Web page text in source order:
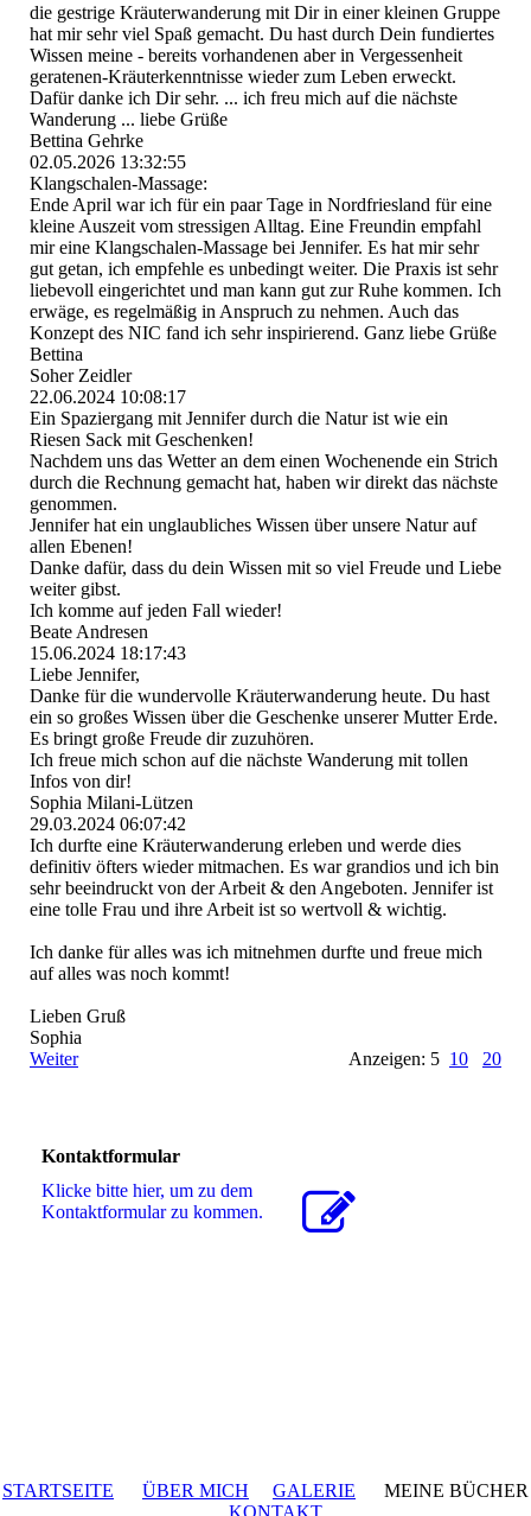
die gestrige Kräuterwanderung mit Dir in einer kleinen Gruppe
hat mir sehr viel Spaß gemacht. Du hast durch Dein fundiertes
Wissen meine - bereits vorhandenen aber in Vergessenheit
geratenen-­Krä­uterkenntnisse wieder zum Leben erweckt.
Dafür danke ich Dir sehr. ... ich freu mich auf die nächste
Wanderung ... liebe Grüße
Bettina Gehrke
02.05.2026 13:32:55
Klangschalen-Massage:
Ende April war ich für ein paar Tage in Nordfriesland für eine
kleine Auszeit vom stressigen Alltag. Eine Freundin empfahl
mir eine Klangschalen-Massage bei Jennifer. Es hat mir sehr
gut getan, ich empfehle es unbedingt weiter. Die Praxis ist sehr
liebevoll eingerichtet und man kann gut zur Ruhe kommen. Ich
erwäge, es regelmäßig in Anspruch zu nehmen. Auch das
Konzept des NIC fand ich sehr inspirierend. Ganz liebe Grüße
Bettina
Soher Zeidler
22.06.2024 10:08:17
Ein Spaziergang mit Jennifer durch die Natur ist wie ein
Riesen Sack mit Geschenken!
Nachdem uns das Wetter an dem einen Wochenende ein Strich
durch die Rechnung gemacht hat, haben wir direkt das nächste
genommen.
Jennifer hat ein unglaubliches Wissen über unsere Natur auf
allen Ebenen!
Danke dafür, dass du dein Wissen mit so viel Freude und Liebe
weiter gibst.
Ich komme auf jeden Fall wieder!
Beate Andresen
15.06.2024 18:17:43
Liebe Jennifer,
Danke für die wundervolle Kräuterwanderung heute. Du hast
ein so großes Wissen über die Geschenke unserer Mutter Erde.
Es bringt große Freude dir zuzuhören.
Ich freue mich schon auf die nächste Wanderung mit tollen
Infos von dir!
Sophia Milani-Lützen
29.03.2024 06:07:42
Ich durfte eine Kräuterwanderung erleben und werde dies
definitiv öfters wieder mitmachen. Es war grandios und ich bin
sehr beeindruckt von der Arbeit & den Angeboten. Jennifer ist
eine tolle Frau und ihre Arbeit ist so wertvoll & wichtig.
Ich danke für alles was ich mitnehmen durfte und freue mich
auf alles was noch kommt!
Lieben Gruß
Sophia
Weiter
Anzeigen: 5 10 20
Kontaktformular
Klicke bitte hier, um zu dem
Kon­takt­for­mu­lar zu kommen.
STARTSEITE ÜBER MICH GALERIE MEINE BÜCHER
KONTAKT